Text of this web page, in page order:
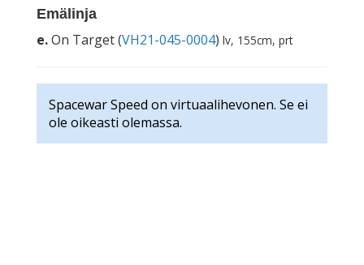
Emälinja
e.On Target (VH21-045-0004) lv, 155cm, prt
Spacewar Speed on virtuaalihevonen. Se ei
ole oikeasti olemassa.